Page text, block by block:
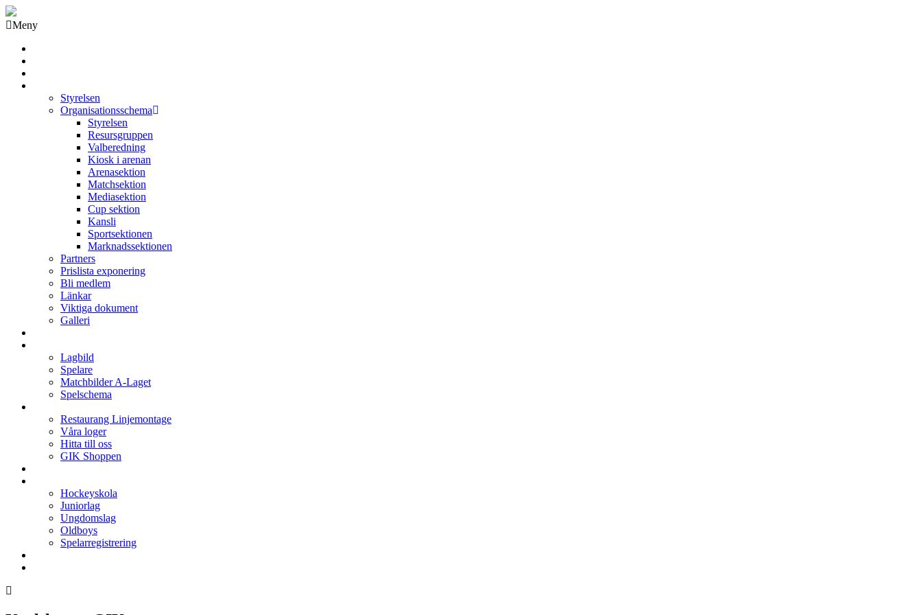
Meny
Styrelsen
Organisationsschema
Styrelsen
Resursgruppen
Valberedning
Kiosk i arenan
Arenasektion
Matchsektion
Mediasektion
Cup sektion
Kansli
Sportsektionen
Marknadssektionen
Partners
Prislista exponering
Bli medlem
Länkar
Viktiga dokument
Galleri
Lagbild
Spelare
Matchbilder A-Laget
Spelschema
Restaurang Linjemontage
Våra loger
Hitta till oss
GIK Shoppen
Hockeyskola
Juniorlag
Ungdomslag
Oldboys
Spelarregistrering